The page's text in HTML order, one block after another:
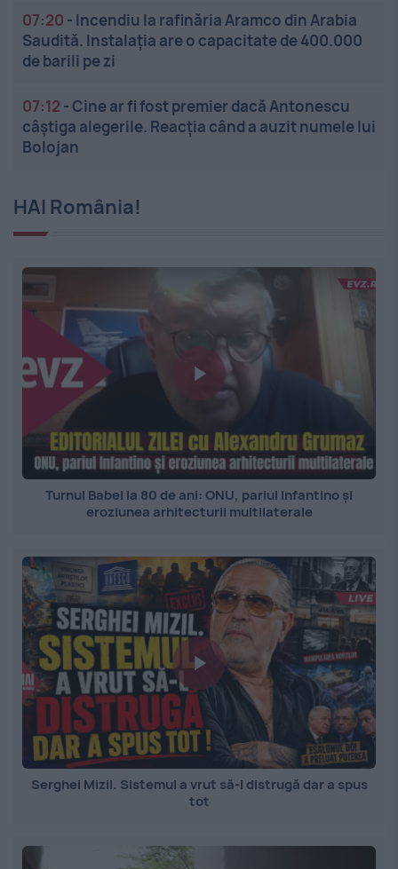
07:20 - Incendiu la rafinăria Aramco din Arabia
Saudită. Instalația are o capacitate de 400.000
de barili pe zi
07:12 -Cine ar fi fost premier dacă Antonescu
câștiga alegerile. Reacția când a auzit numele lui
Bolojan
HAI România!
Turnul Babel la 80 de ani: ONU, pariul Infantino și
eroziunea arhitecturii multilaterale
Serghei Mizil. Sistemul a vrut să-l distrugă dar a spus
tot